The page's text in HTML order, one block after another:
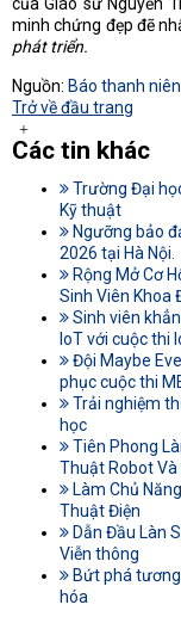
minh chứng đẹp đẽ
phát triển.
Nguồn: Báo thanh niên
Trở về đầu trang
Các tin khác
Trường Đại
Kỹ thuật
Ngưỡng bảo
2026 tại Hà Nội.
Rộng Mở Cơ
Sinh Viên Khoa
Sinh viên
IoT với cuộc thi
Đội Maybe
phục cuộc thi
Trải nghiệm
học
Tiên Phong
Thuật Robot Và
Làm Chủ
Thuật Điện
Dẫn Đầu Làn
Viễn thông
Bứt phá
hóa